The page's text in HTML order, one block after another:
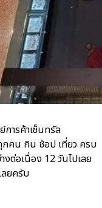
ารค้าเซ็นทรัล
กคน กิน ช้อป เที่ยว ครบ
งต่อเนื่อง 12 วันไปเลย
ยครับ